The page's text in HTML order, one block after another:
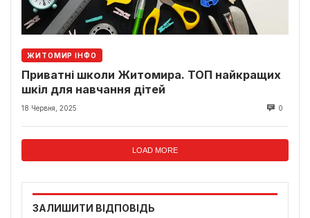
ЖИТОМИР ІНФО
Приватні школи Житомира. ТОП найкращих
шкіл для навчання дітей
18 Червня, 2025 0
LOAD MORE
ЗАЛИШИТИ ВІДПОВІДЬ